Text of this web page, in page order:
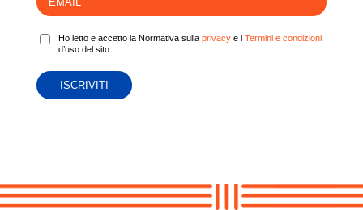
Ho letto e accetto la Normativa sulla privacye i Termini e condizioni
d’uso del sito